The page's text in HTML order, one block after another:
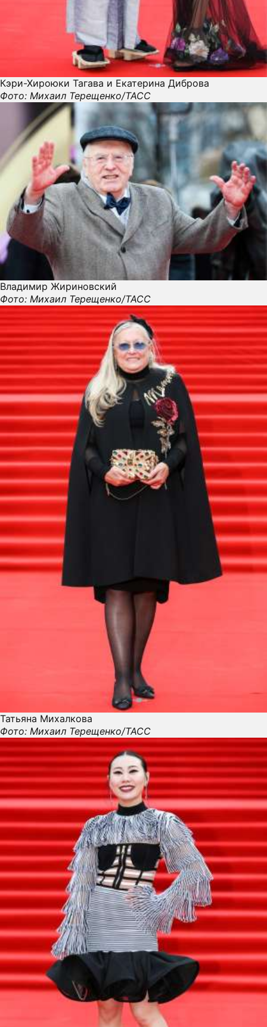
Кэри-Хироюки Тагава и Екатерина Диброва
Фото: Михаил Терещенко/ТАСС
Владимир Жириновский
Фото: Михаил Терещенко/ТАСС
Татьяна Михалкова
Фото: Михаил Терещенко/ТАСС